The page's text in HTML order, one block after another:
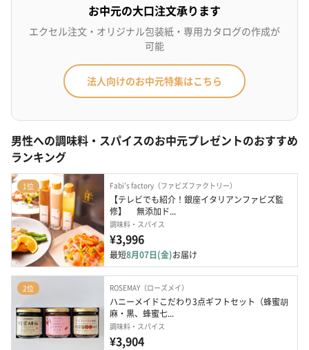
お中元の大口注文承ります
エクセル注文・オリジナル包装紙・専用カタログの作成が
可能
法人向けのお中元特集はこちら
男性への調味料・スパイスのお中元プレゼントのおすすめ
ランキング
1位 Fabi’s factory（ファビズファクトリー）
【テレビでも紹介！銀座イタリアンファビズ監
修】　 無添加ド...
調味料・スパイス
¥3,996
最短8月07日(金)お届け
2位 ROSEMAY（ローズメイ）
ハニーメイドこだわり3点ギフトセット（蜂蜜胡
麻・黒、蜂蜜七...
調味料・スパイス
¥3,904